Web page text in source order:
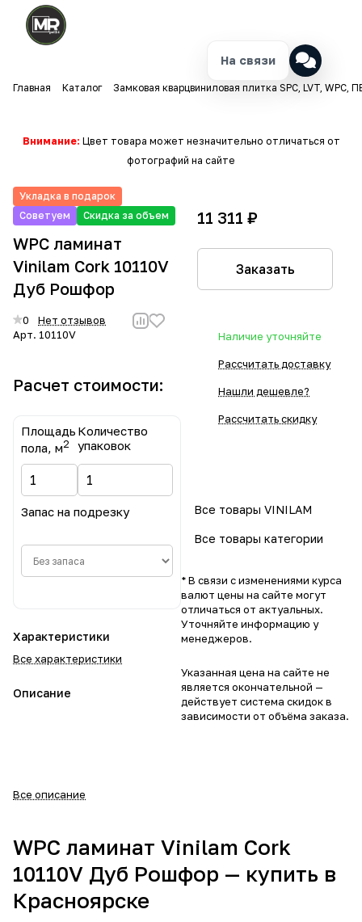
Главная Каталог Замковая кварцвиниловая плитка SPC, LVT, WPC,
Внимание: Цвет товара может незначительно отличаться от
фотографий на сайте
Укладка в подарок
Советуем
Скидка за объем
WPC ламинат
Vinilam Cork 10110V
Дуб Рошфор
0
Нет отзывов
Арт. 10110V
Расчет стоимости:
Площадь
пола, м2
Количество
упаковок
Запас на подрезку
Характеристики
Все характеристики
Описание
Все описание
11 311 ₽
Заказать
Наличие уточняйте
Рассчитать доставку
Нашли дешевле?
Рассчитать скидку
Все товары VINILAM
Все товары категории
* В связи с изменениями курса
валют цены на сайте могут
отличаться от актуальных.
Уточняйте информацию у
менеджеров.
Указанная цена на сайте не
является окончательной —
действует система скидок в
зависимости от объёма заказа.
WPC ламинат Vinilam Cork
10110V Дуб Рошфор — купить в
Красноярске
На связи